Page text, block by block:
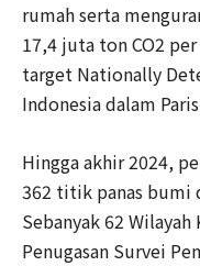
rumah serta
17,4 juta ton CO2
target Nationally
Indonesia dalam
Hingga akhir 2024,
362 titik panas bumi
Sebanyak 62
Penugasan Survei